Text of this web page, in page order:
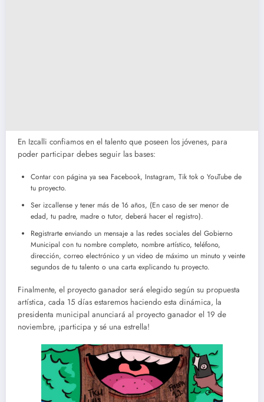
En Izcalli confiamos en el talento que poseen los jóvenes, para
poder participar debes seguir las bases:
Contar con página ya sea Facebook, Instagram, Tik tok o YouTube de
tu proyecto.
Ser izcallense y tener más de 16 años, (En caso de ser menor de
edad, tu padre, madre o tutor, deberá hacer el registro).
Registrarte enviando un mensaje a las redes sociales del Gobierno
Municipal con tu nombre completo, nombre artístico, teléfono,
dirección, correo electrónico y un video de máximo un minuto y veinte
segundos de tu talento o una carta explicando tu proyecto.
Finalmente, el proyecto ganador será elegido según su propuesta
artística, cada 15 días estaremos haciendo esta dinámica, la
presidenta municipal anunciará al proyecto ganador el 19 de
noviembre, ¡participa y sé una estrella!